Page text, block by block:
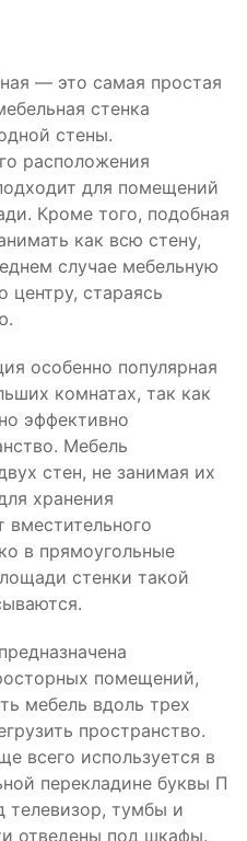
— это самая простая
стенка
стены.
расположения
для помещений
Кроме того, подобная
как всю стену,
случае мебельную
центру, стараясь
особенно популярная
комнатах, так как
эффективно
Мебель
стен, не занимая их
хранения
вместительного
в прямоугольные
стенки такой
помещений,
мебель вдоль трех
пространство.
всего используется в
перекладине буквы П
телевизор, тумбы и
отведены под шкафы.